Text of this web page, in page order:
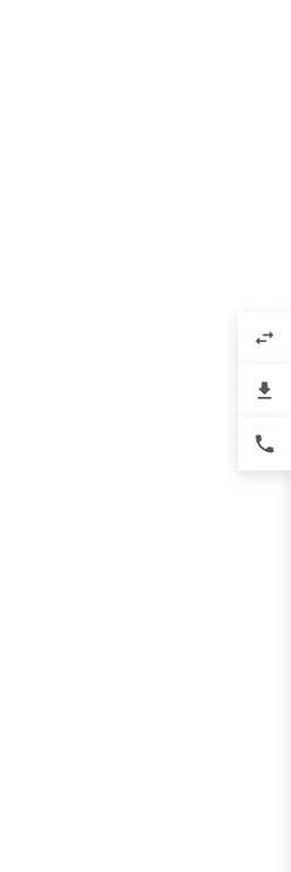
swap_horiz
file_download
phone